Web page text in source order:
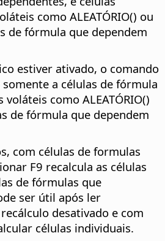
como ALEATÓRIO() ou
de fórmula que dependem
estiver ativado, o comando
somente a células de fórmula
como ALEATÓRIO()
de fórmula que dependem
com células de formulas
F9 recalcula as células
de fórmulas que
ser útil após ler
desativado e com
células individuais.